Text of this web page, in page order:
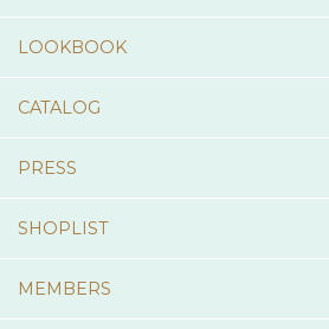
LOOKBOOK
CATALOG
PRESS
SHOPLIST
MEMBERS